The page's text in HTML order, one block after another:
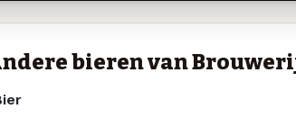
bieren van